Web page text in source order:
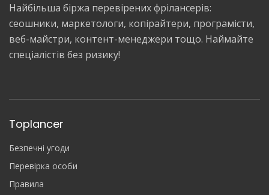
Найбільша біржа перевірених фрілансерів:
сеошники, маркетологи, копірайтери, програмісти,
веб-майстри, контент-менеджери тощо. Наймайте
спеціалістів без ризику!
Toplancer
Безпечні угоди
Перевірка особи
Правила